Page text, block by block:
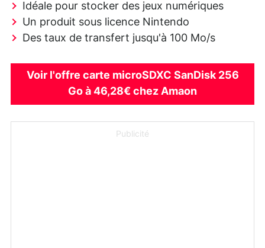
Idéale pour stocker des jeux numériques
Un produit sous licence Nintendo
Des taux de transfert jusqu'à 100 Mo/s
Voir l'offre carte microSDXC SanDisk 256
Go à 46,28€ chez Amaon
Publicité